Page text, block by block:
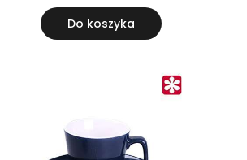
Do koszyka